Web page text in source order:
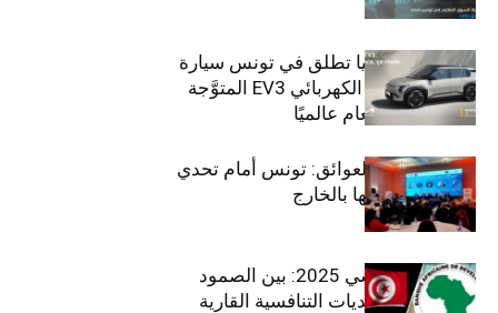
سيتي كارز – كيا تطلق في تونس سيارة
الـدفع الرباعي الكهربائي EV3 المتوَّجة
بلقب سيارة العام عالميًا
بين الطموح والعوائق: تونس أمام تحدي
استعادة كفاءاتها بالخارج
الاقتصاد التونسي 2025: بين الصمود
الاجتماعي وتحديات التنافسية القارية